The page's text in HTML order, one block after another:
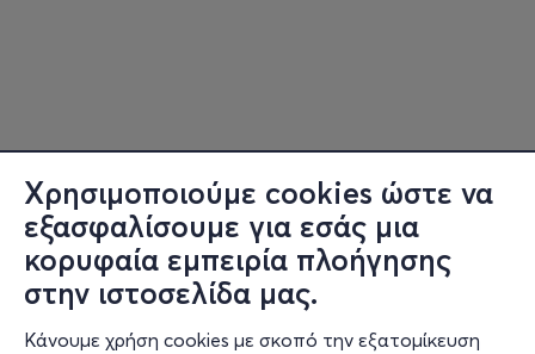
Χρησιμοποιούμε cookies ώστε να
εξασφαλίσουμε για εσάς μια
κορυφαία εμπειρία πλοήγησης
στην ιστοσελίδα μας.
Κάνουμε χρήση cookies με σκοπό την εξατομίκευση